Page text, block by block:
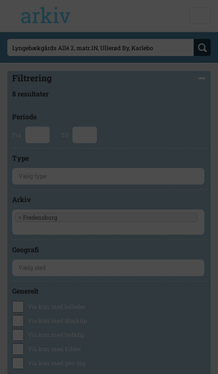
Filtrering
8 resultater
Periode
Fra Til
Type
Arkiv
× Fredensborg
Geografi
Generelt
Vis kun med billeder
Vis kun med filmklip
Vis kun med lydklip
Vis kun med kilder
Vis kun med geo-tag